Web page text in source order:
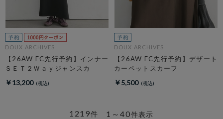
DOUX ARCHIVES
【26AW EC先行予約】インナー
ＳＥＴ２Ｗａｙジャンスカ
￥13,200
DOUX ARCHIVES
【26AW EC先行予約】デザート
カーペットスカーフ
￥5,500
1～40件表示
1219件